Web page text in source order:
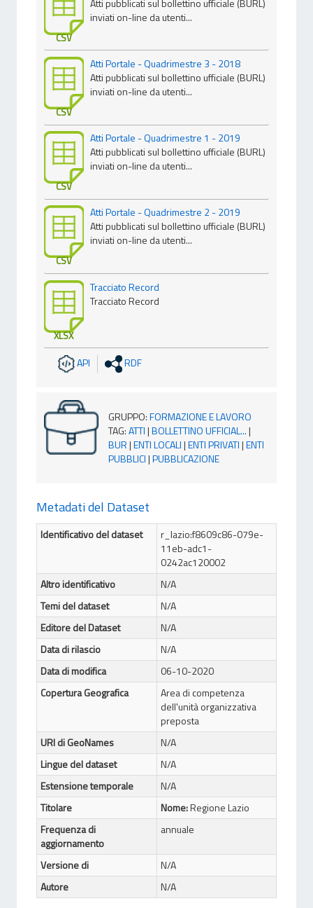
CSV
Atti pubblicati sul bollettino ufficiale (BURL)
inviati on-line da utenti...
CSV
Atti Portale - Quadrimestre 3 - 2018
Atti pubblicati sul bollettino ufficiale (BURL)
inviati on-line da utenti...
CSV
Atti Portale - Quadrimestre 1 - 2019
Atti pubblicati sul bollettino ufficiale (BURL)
inviati on-line da utenti...
CSV
Atti Portale - Quadrimestre 2 - 2019
Atti pubblicati sul bollettino ufficiale (BURL)
inviati on-line da utenti...
XLSX
Tracciato Record
Tracciato Record
API RDF
GRUPPO:FORMAZIONE E LAVORO
TAG:ATTI|BOLLETTINO UFFICIAL...|
BUR|ENTI LOCALI|ENTI PRIVATI|ENTI
PUBBLICI|PUBBLICAZIONE
Metadati del Dataset
Identificativo del dataset
r_lazio:f8609c86-079e-
11eb-adc1-
0242ac120002
Altro identificativo
N/A
Temi del dataset
N/A
Editore del Dataset
N/A
Data di rilascio
N/A
Data di modifica
06-10-2020
Copertura Geografica
Area di competenza
dell'unità organizzativa
preposta
URI di GeoNames
N/A
Lingue del dataset
N/A
Estensione temporale
N/A
Titolare
Nome:Regione Lazio
Frequenza di
aggiornamento
annuale
Versione di
N/A
Autore
N/A